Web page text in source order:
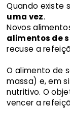
Quando existe
uma vez.
Novos
alimentos de
recuse a
O alimento de
massa) e, em
nutritivo. O
vencer a